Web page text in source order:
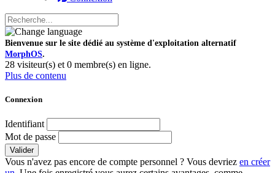
Bienvenue sur le site dédié au système d'exploitation alternatif
MorphOS.
28 visiteur(s) et 0 membre(s) en ligne.
Plus de contenu
Connexion
Identifiant
Mot de passe
Valider
Vous n'avez pas encore de compte personnel ? Vous devriez en créer